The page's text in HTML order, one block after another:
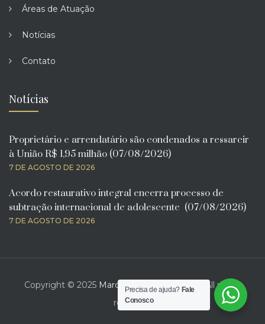
Áreas de Atuação
Notícias
Contato
Notícias
Proprietário e arrendatário são condenados a ressarcir
à União R$ 1,95 milhão (07/08/2026)
7 DE AGOSTO DE 2026
Acordo restaurativo integral encerra processo de
subtração internacional de adolescente (07/08/2026)
7 DE AGOSTO DE 2026
Copyright © 2025 Marcelo Bona Advogado
. All rights
reserved.
Precisa de ajuda? Fale
Conosco